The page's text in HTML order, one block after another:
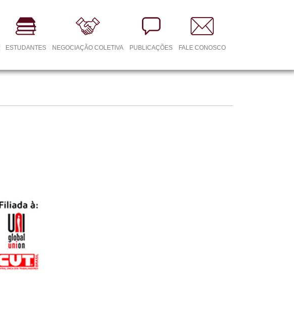
ESTUDANTES NEGOCIAÇÃO COLETIVA PUBLICAÇÕES FALE CONOSCO